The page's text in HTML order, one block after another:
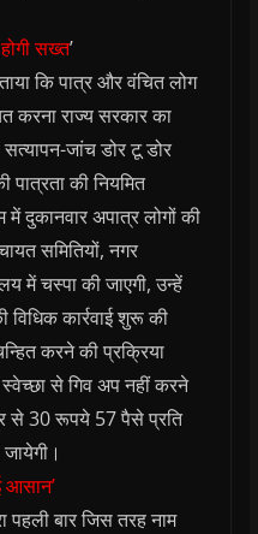
सख्त’
कि पात्र और वंचित लोग
करना राज्य सरकार का
सत्यापन-जांच डोर टू डोर
की नियमित
में दुकानवार अपात्र लोगों की
समितियों, नगर
में चस्पा की जाएगी, उन्हें
कार्रवाई शुरू की
करने की प्रक्रिया
से गिव अप नहीं करने
से 30 रूपये 57 पैसे प्रति
आसान’
पहली बार जिस तरह नाम